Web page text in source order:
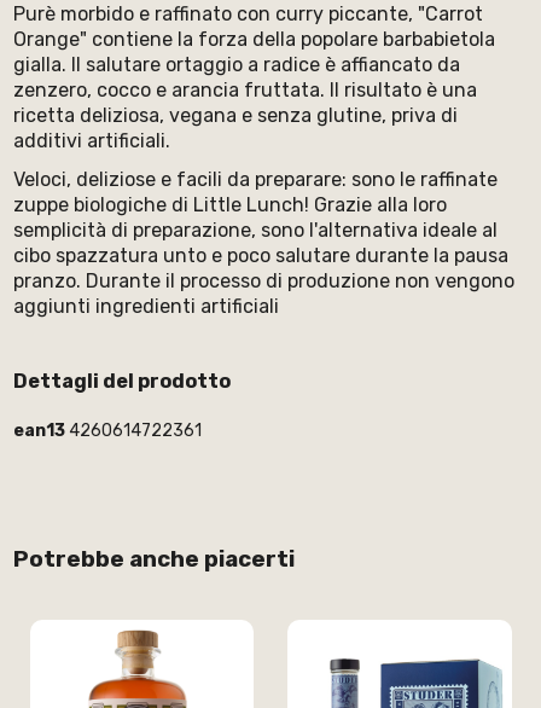
Purè morbido e raffinato con curry piccante, "Carrot
Orange" contiene la forza della popolare barbabietola
gialla. Il salutare ortaggio a radice è affiancato da
zenzero, cocco e arancia fruttata. Il risultato è una
ricetta deliziosa, vegana e senza glutine, priva di
additivi artificiali.
Veloci, deliziose e facili da preparare: sono le raffinate
zuppe biologiche di Little Lunch! Grazie alla loro
semplicità di preparazione, sono l'alternativa ideale al
cibo spazzatura unto e poco salutare durante la pausa
pranzo. Durante il processo di produzione non vengono
aggiunti ingredienti artificiali
Dettagli del prodotto
ean13 4260614722361
Potrebbe anche piacerti